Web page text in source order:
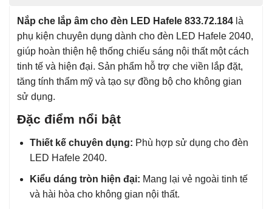
Nắp che lắp âm cho đèn LED Hafele 833.72.184 là
phụ kiện chuyên dụng dành cho đèn LED Hafele 2040,
giúp hoàn thiện hệ thống chiếu sáng nội thất một cách
tinh tế và hiện đại. Sản phẩm hỗ trợ che viền lắp đặt,
tăng tính thẩm mỹ và tạo sự đồng bộ cho không gian
sử dụng.
Đặc điểm nổi bật
Thiết kế chuyên dụng: Phù hợp sử dụng cho đèn
LED Hafele 2040.
Kiểu dáng tròn hiện đại: Mang lại vẻ ngoài tinh tế
và hài hòa cho không gian nội thất.